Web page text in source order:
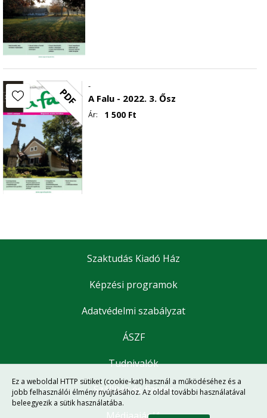
PDF -
A Falu - 2022. 3. Ősz
Ár: 1 500 Ft
Szaktudás Kiadó Ház
Képzési programok
Adatvédelmi szabályzat
ÁSZF
Tudnivalók
Szállítás és fizetés
Ez a weboldal HTTP sütiket (cookie-kat) használ a működéséhez és a
jobb felhasználói élmény nyújtásához. Az oldal további használatával
beleegyezik a sütik használatába.